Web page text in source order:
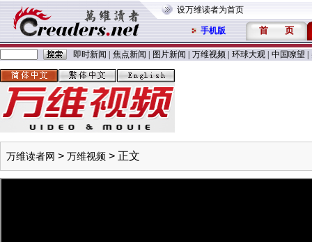
设万维读者为首页
手机版 首 页
即时新闻 焦点新闻 图片新闻 万维视频 环球大观 中国嘹望
万维读者网 > 万维视频 > 正文